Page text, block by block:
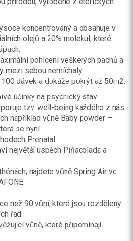
koncentrovaný a obsahuje v
olejů a 20% molekul, které
pohlcení veškerých pachů a
mezi sebou nemíchaly.
dávek a dokáže pokrýt až 50m2.
účinky na psychický stav
tzv. well-being každého z nás.
například vůně Baby powder –
se nyní
Prenatal.
největší úspěch Pińacolada a
najdete vůně Spring Air ve
než 90 vůní, které jsou rozděleny
řad:
vůně, které připomínají